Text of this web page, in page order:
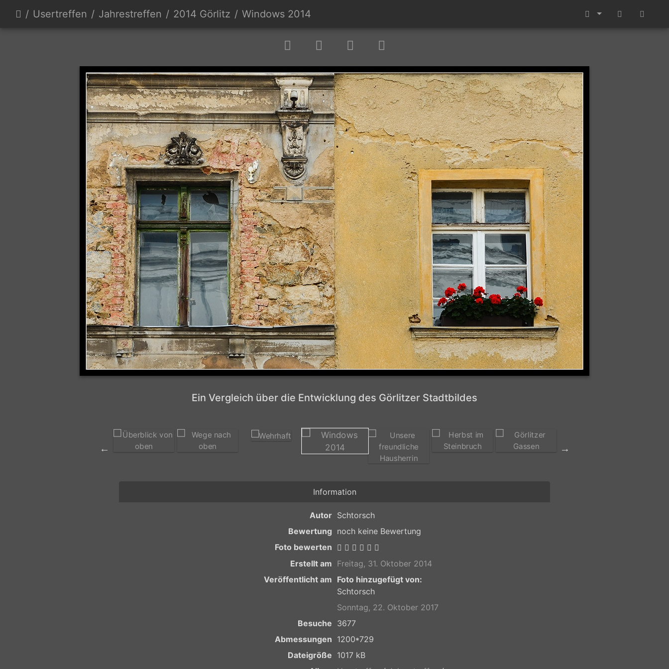
Usertreffen Jahrestreffen 2014 Görlitz Windows 2014
Ein Vergleich über die Entwicklung des Görlitzer Stadtbildes
Information
Autor Schtorsch
Bewertung noch keine Bewertung
Foto bewerten
Erstellt am Freitag, 31. Oktober 2014
Veröffentlicht am Foto hinzugefügt von:
Schtorsch
Sonntag, 22. Oktober 2017
Besuche 3677
Abmessungen 1200*729
Dateigröße 1017 kB